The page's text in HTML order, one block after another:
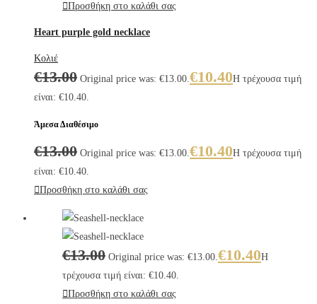
Προσθήκη στο καλάθι σας
Heart purple gold necklace
Κολιέ
€13.00 Original price was: €13.00.€10.40Η τρέχουσα τιμή
είναι: €10.40.
Άμεσα Διαθέσιμο
€13.00 Original price was: €13.00.€10.40Η τρέχουσα τιμή
είναι: €10.40.
Προσθήκη στο καλάθι σας
€13.00 Original price was: €13.00.€10.40Η
τρέχουσα τιμή είναι: €10.40.
Προσθήκη στο καλάθι σας